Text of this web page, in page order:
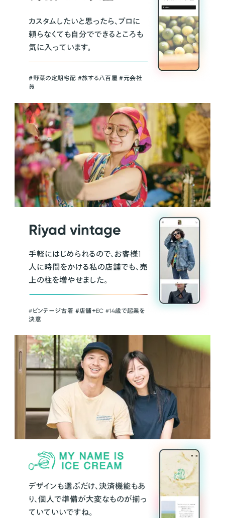
カスタムしたいと思ったら、プロに
頼らなくても自分でできるところも
気に入っています。
＃野菜の定期宅配 ＃旅する八百屋 ＃元会社
員
Riyad vintage
手軽にはじめられるので、お客様1
人に時間をかける私の店舗でも、売
上の柱を増やせました。
#ビンテージ古着 ＃店舗＋EC #14歳で起業を
決意
デザインも選ぶだけ、決済機能もあ
り、個人で準備が大変なものが揃っ
ていていいですね。